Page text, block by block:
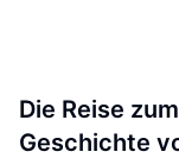
Die Reise
Geschichte